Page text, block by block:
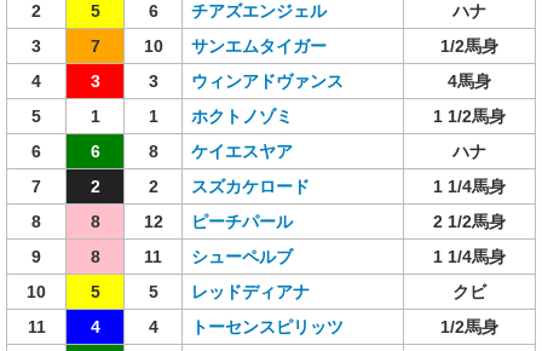
2
5 6 チアズエンジェル
ハナ
3
7 10 サンエムタイガー
1/2馬身
4
3 3 ウィンアドヴァンス
4馬身
5
1 1 ホクトノゾミ
1 1/2馬身
6
6 8 ケイエスヤア
ハナ
7
2 2 スズカケロード
1 1/4馬身
8
8 12 ピーチパール
2 1/2馬身
9
8 11 シューペルブ
1 1/4馬身
10
5 5 レッドディアナ
クビ
11
4 4 トーセンスピリッツ
1/2馬身